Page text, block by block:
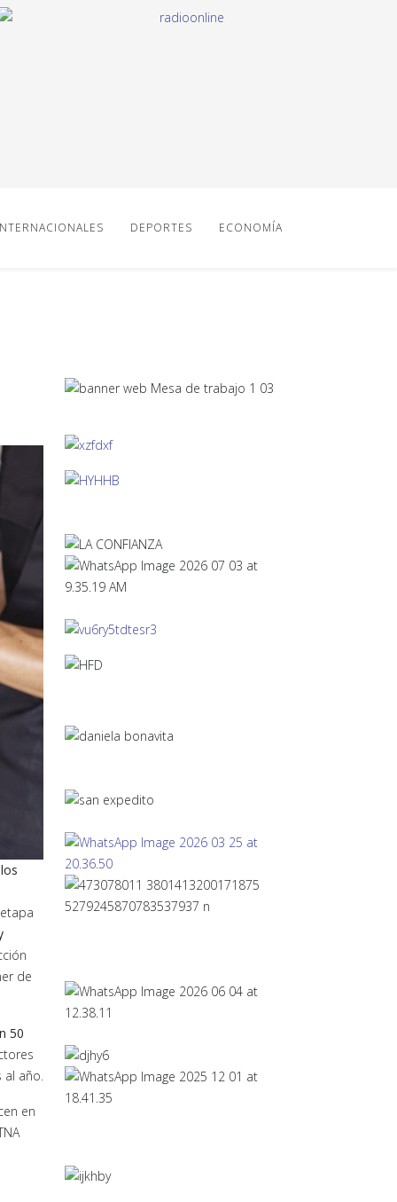
DEPORTES ECONOMÍA
de
50
al año.
en